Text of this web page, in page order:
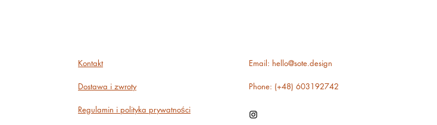
Kontakt
Dostawa i zwroty
Regulamin i polityka prywatności
Email: hello@sote.design
Phone: (+48) 603192742